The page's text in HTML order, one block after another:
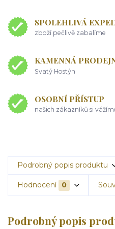
SPOLEHLIVÁ
zboží pečlivě zabalíme
KAMENNÁ
Svatý Hostýn
OSOBNÍ PŘÍSTUP
našich zákazníků si
Podrobný popis produktu
Hodnocení 0
Podrobný popis